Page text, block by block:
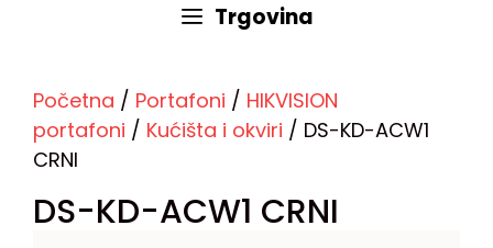
Trgovina
Početna / Portafoni / HIKVISION
portafoni / Kućišta i okviri / DS-KD-ACW1
CRNI
DS-KD-ACW1 CRNI